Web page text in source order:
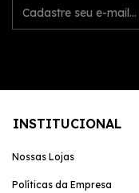
INSTITUCIONAL
Nossas Lojas
Políticas da Empresa